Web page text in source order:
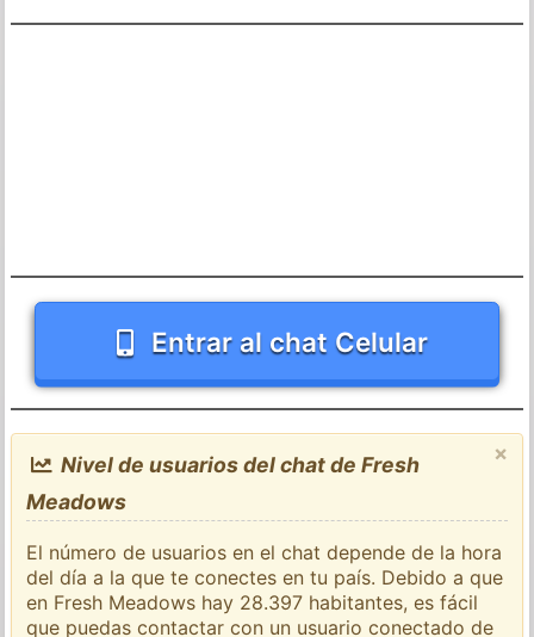
Entrar al chat Celular
×
Nivel de usuarios del chat de Fresh
Meadows
El número de usuarios en el chat depende de la hora
del día a la que te conectes en tu país. Debido a que
en Fresh Meadows hay 28.397 habitantes, es fácil
que puedas contactar con un usuario conectado de